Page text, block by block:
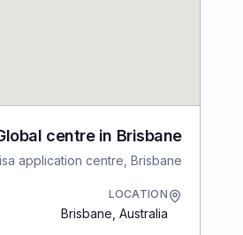
centre in Brisbane
application centre, Brisbane
LOCATION
Brisbane Australia